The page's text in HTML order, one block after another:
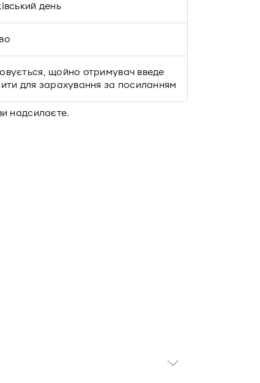
день
щойно отримувач введе
для зарахування за посиланням
надсилаєте.